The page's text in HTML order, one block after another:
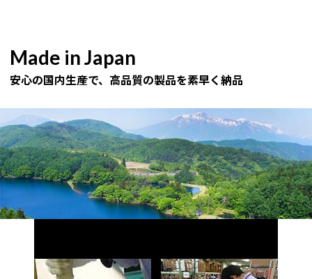
Made in Japan
安心の国内生産で、高品質の製品を素早く納品